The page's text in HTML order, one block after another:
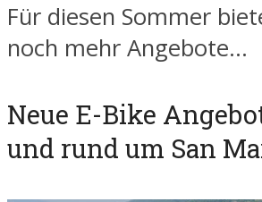
Für diesen Sommer
noch mehr Angebote…
Neue E-Bike
und rund um San